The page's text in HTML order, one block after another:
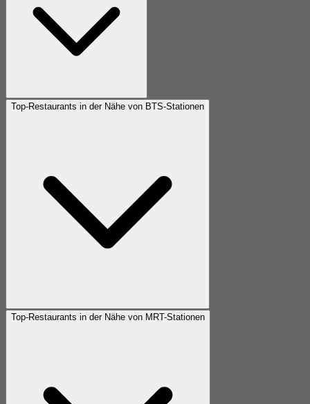
Top-Restaurants in der Nähe von BTS-Stationen
Top-Restaurants in der Nähe von MRT-Stationen